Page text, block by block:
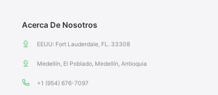
Acerca De Nosotros
EEUU: Fort Lauderdale, FL. 33308
Medellín, El Poblado, Medellín, Antioquia
+1 (954) 676-7097